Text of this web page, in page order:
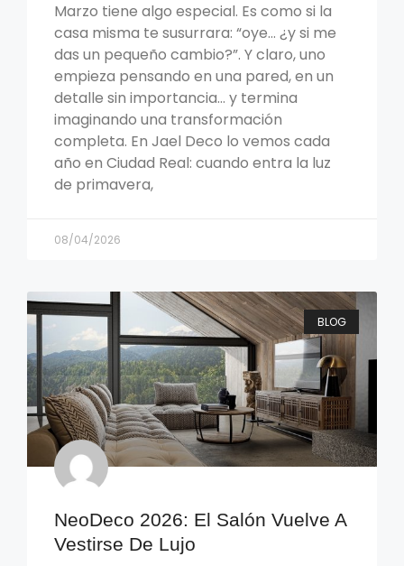
Marzo tiene algo especial. Es como si la
casa misma te susurrara: “oye… ¿y si me
das un pequeño cambio?”. Y claro, uno
empieza pensando en una pared, en un
detalle sin importancia… y termina
imaginando una transformación
completa. En Jael Deco lo vemos cada
año en Ciudad Real: cuando entra la luz
de primavera,
08/04/2026
BLOG
NeoDeco 2026: El Salón Vuelve A
Vestirse De Lujo